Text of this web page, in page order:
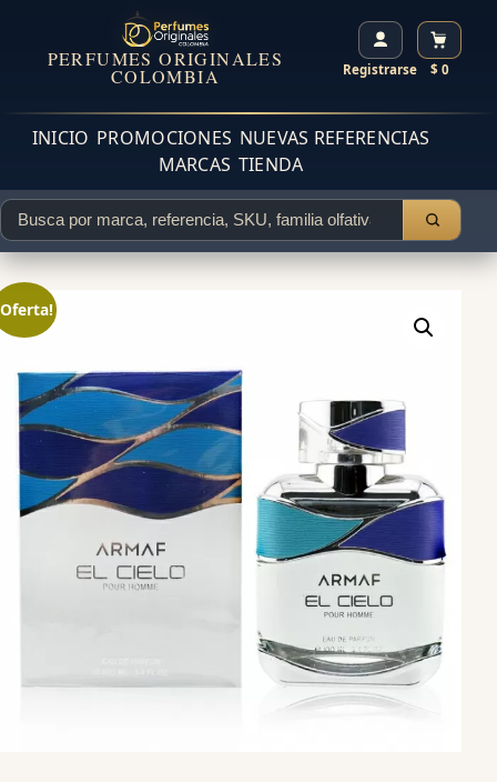
PERFUMES ORIGINALES
COLOMBIA Registrarse $ 0
INICIO PROMOCIONES NUEVAS REFERENCIAS
MARCAS TIENDA